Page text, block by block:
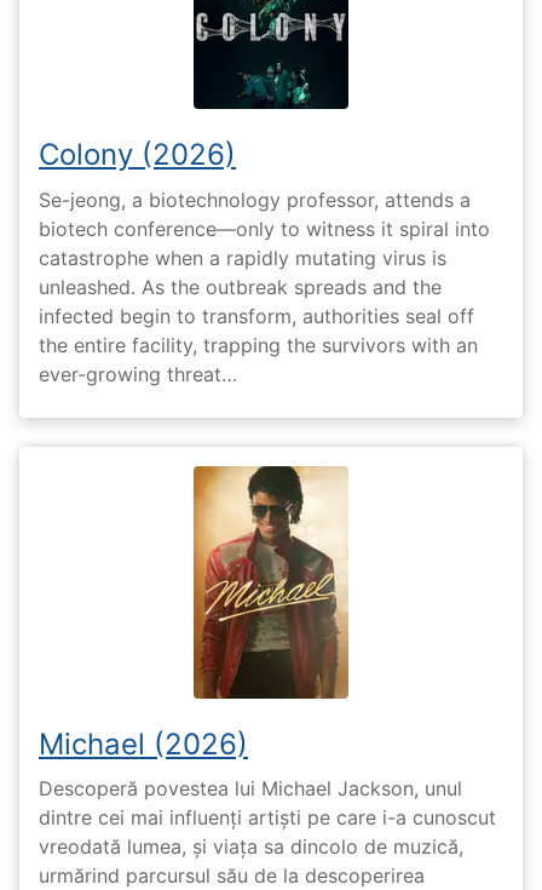
Colony (2026)
Se-jeong, a biotechnology professor, attends a
biotech conference—only to witness it spiral into
catastrophe when a rapidly mutating virus is
unleashed. As the outbreak spreads and the
infected begin to transform, authorities seal off
the entire facility, trapping the survivors with an
ever-growing threat…
Michael (2026)
Descoperă povestea lui Michael Jackson, unul
dintre cei mai influenți artiști pe care i-a cunoscut
vreodată lumea, și viața sa dincolo de muzică,
urmărind parcursul său de la descoperirea